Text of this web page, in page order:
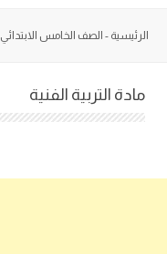
الرئيسية - الصف الخامس الابتدائي
مادة التربية الفنية